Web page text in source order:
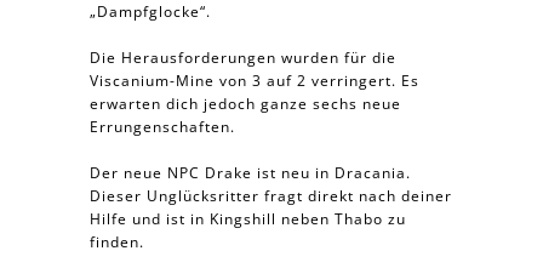
„Dampfglocke“.
Die Herausforderungen wurden für die
Viscanium-Mine von 3 auf 2 verringert. Es
erwarten dich jedoch ganze sechs neue
Errungenschaften.
Der neue NPC Drake ist neu in Dracania.
Dieser Unglücksritter fragt direkt nach deiner
Hilfe und ist in Kingshill neben Thabo zu
finden.